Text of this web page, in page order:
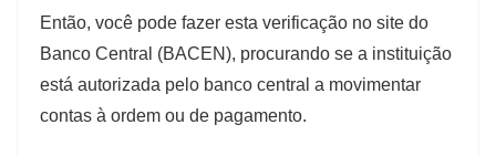
Então, você pode fazer esta verificação no site do
Banco Central (BACEN), procurando se a instituição
está autorizada pelo banco central a movimentar
contas à ordem ou de pagamento.